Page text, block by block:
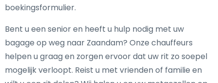
boekingsformulier.
Bent u een senior en heeft u hulp nodig met uw
bagage op weg naar Zaandam? Onze chauffeurs
helpen u graag en zorgen ervoor dat uw rit zo soepel
mogelijk verloopt. Reist u met vrienden of familie en